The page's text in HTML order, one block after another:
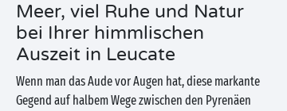
Meer, viel Ruhe und Natur
bei Ihrer himmlischen
Auszeit in Leucate
Wenn man das Aude vor Augen hat, diese markante
Gegend auf halbem Wege zwischen den Pyrenäen